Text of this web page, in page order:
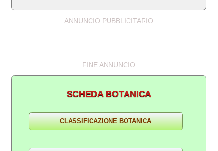
ANNUNCIO PUBBLICITARIO
FINE ANNUNCIO
SCHEDA BOTANICA